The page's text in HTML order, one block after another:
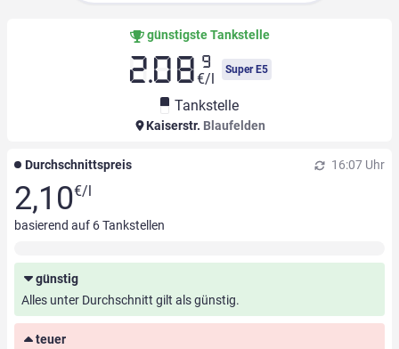
günstigste Tankstelle
2.08 9
€/l
Super E5
Tankstelle
Kaiserstr. Blaufelden
Durchschnittspreis 16:07 Uhr
2,10€/l
basierend auf 6Tankstellen
günstig
Alles unter Durchschnitt gilt als günstig.
teuer